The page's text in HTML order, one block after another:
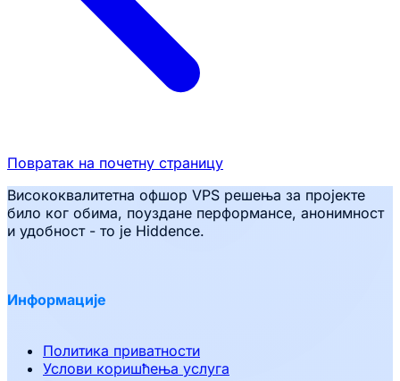
Повратак на почетну страницу
Висококвалитетна офшор VPS решења за пројекте
било ког обима, поуздане перформансе, анонимност
и удобност - то је Hiddence.
Информације
Политика приватности
Услови коришћења услуга